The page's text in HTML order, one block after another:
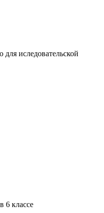
иследовательской
6 классе